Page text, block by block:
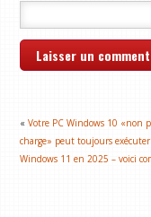
«Votre PC Windows 10 «non
charge» peut toujours exécuter
Windows 11 en 2025 – voici